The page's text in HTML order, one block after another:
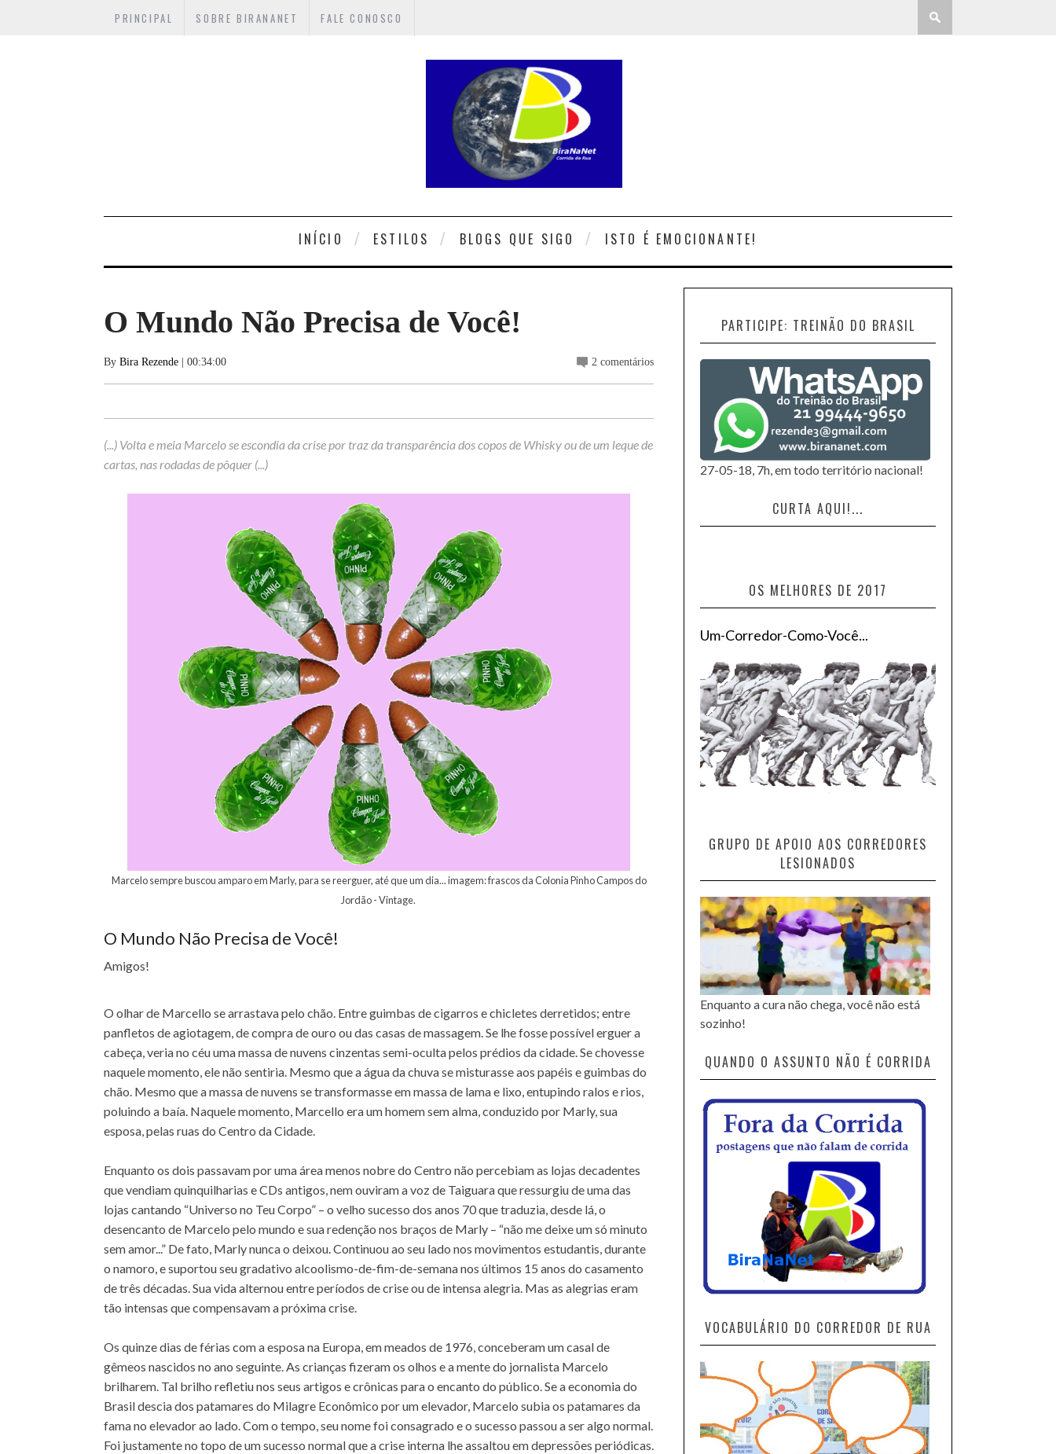
PRINCIPAL SOBRE BIRANANET FALE CONOSCO
INÍCIO ESTILOS BLOGS QUE SIGO ISTO É EMOCIONANTE!
O Mundo Não Precisa de Você!
By Bira Rezende | 00:34:00 2 comentários
(...) Volta e meia Marcelo se escondia da crise por traz da transparência dos copos de Whisky ou de um leque de
cartas, nas rodadas de pôquer (...)
Marcelo sempre buscou amparo em Marly, para se reerguer, até que um dia...imagem: frascos da Colonia Pinho Campos do
Jordão - Vintage.
O Mundo Não Precisa de Você!
Amigos!
O olhar de Marcello se arrastava pelo chão. Entre guimbas de cigarros e chicletes derretidos; entre
panfletos de agiotagem, de compra de ouro ou das casas de massagem. Se lhe fosse possível erguer a
cabeça, veria no céu uma massa de nuvens cinzentas semi-oculta pelos prédios da cidade. Se chovesse
naquele momento, ele não sentiria. Mesmo que a água da chuva se misturasse aos papéis e guimbas do
chão. Mesmo que a massa de nuvens se transformasse em massa de lama e lixo, entupindo ralos e rios,
poluindo a baía. Naquele momento, Marcello era um homem sem alma, conduzido por Marly, sua
esposa, pelas ruas do Centro da Cidade.
Enquanto os dois passavam por uma área menos nobre do Centro não percebiam as lojas decadentes
que vendiam quinquilharias e CDs antigos, nem ouviram a voz de Taiguara que ressurgiu de uma das
lojas cantando “Universo no Teu Corpo” – o velho sucesso dos anos 70 que traduzia, desde lá, o
desencanto de Marcelo pelo mundo e sua redenção nos braços de Marly – “não me deixe um só minuto
sem amor...” De fato, Marly nunca o deixou. Continuou ao seu lado nos movimentos estudantis, durante
o namoro, e suportou seu gradativo alcoolismo-de-fim-de-semana nos últimos 15 anos do casamento
de três décadas. Sua vida alternou entre períodos de crise ou de intensa alegria. Mas as alegrias eram
tão intensas que compensavam a próxima crise.
Os quinze dias de férias com a esposa na Europa, em meados de 1976, conceberam um casal de
gêmeos nascidos no ano seguinte. As crianças fizeram os olhos e a mente do jornalista Marcelo
brilharem. Tal brilho refletiu nos seus artigos e crônicas para o encanto do público. Se a economia do
Brasil descia dos patamares do Milagre Econômico por um elevador, Marcelo subia os patamares da
fama no elevador ao lado. Com o tempo, seu nome foi consagrado e o sucesso passou a ser algo normal.
Foi justamente no topo de um sucesso normal que a crise interna lhe assaltou em depressões periódicas.
PARTICIPE: TREINÃO DO BRASIL
27-05-18, 7h, em todo território nacional!
CURTA AQUI!...
OS MELHORES DE 2017
Um-Corredor-Como-Você...
GRUPO DE APOIO AOS CORREDORES
LESIONADOS
Enquanto a cura não chega, você não está
sozinho!
QUANDO O ASSUNTO NÃO É CORRIDA
VOCABULÁRIO DO CORREDOR DE RUA